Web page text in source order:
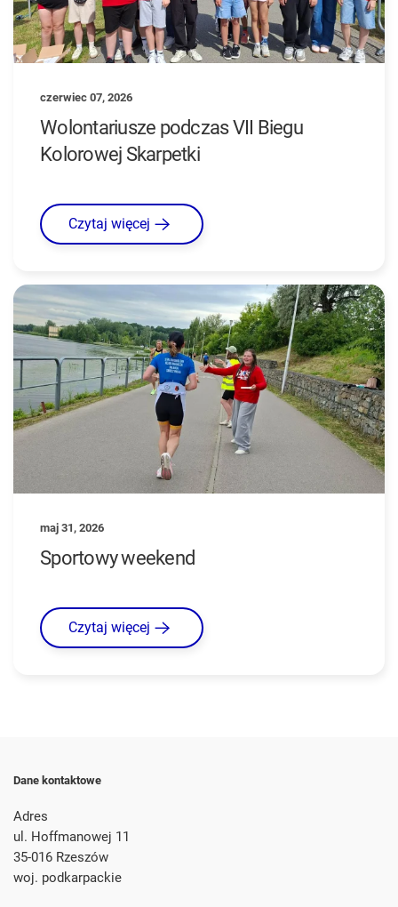
czerwiec 07, 2026
Wolontariusze podczas VII Biegu
Kolorowej Skarpetki
Czytaj więcej
maj 31, 2026
Sportowy weekend
Czytaj więcej
Dane kontaktowe
Adres
ul. Hoffmanowej 11
35-016 Rzeszów
woj. podkarpackie